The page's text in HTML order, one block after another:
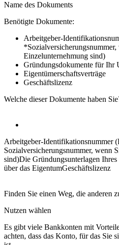
Name des Dokuments
Benötigte Dokumente:
Arbeitgeber-
*Sozialversicherungsnummer,
Einzelunternehmung sind)
Gründungsdokumente für Ihr
Eigentümerschaftsverträge
Geschäftslizenz
Welche dieser Dokumente haben
Arbeitgeber-Identifikationsnummer
Sozialversicherungsnummer, wenn
sind)Die Gründungsunterlagen Ihres
über das EigentumGeschäftslizenz
Finden Sie einen Weg, die anderen
Nutzen wählen
Es gibt viele Bankkonten mit
achten, dass das Konto, für das Sie